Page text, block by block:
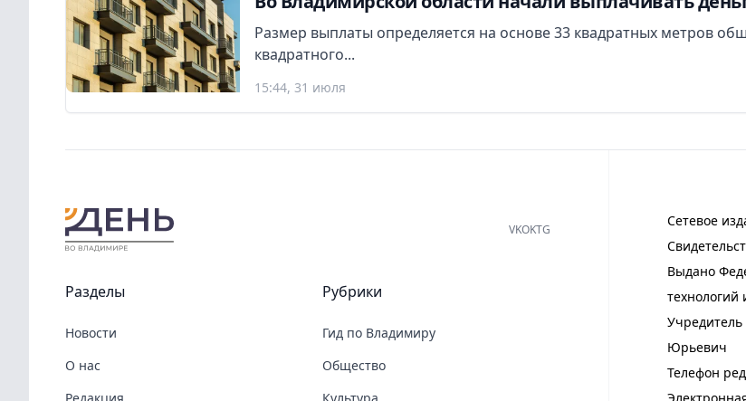
Размер выплаты определяется на основе 33 квадратных метров
квадратного...
15:44, 31 июля
Сетевое
Выдано
технологий
Юрьевич
Телефон
VKOKTG
Разделы
Новости
О нас
Рубрики
Гид по Владимиру
Общество